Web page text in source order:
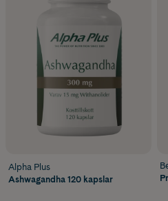
Alpha Plus
Ashwagandha 120 kapslar